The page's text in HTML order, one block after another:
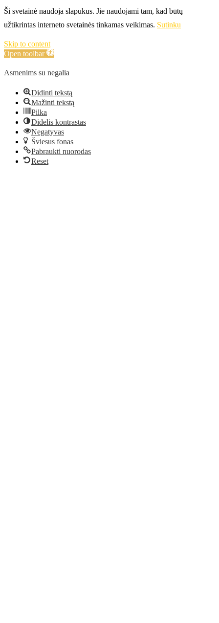
Ši svetainė naudoja slapukus. Jie naudojami tam, kad būtų
užtikrintas interneto svetainės tinkamas veikimas. Sutinku
Skip to content
Open toolbar
Asmenims su negalia
Didinti tekstą
Mažinti tekstą
Pilka
Didelis kontrastas
Negatyvas
Šviesus fonas
Pabraukti nuorodas
Reset